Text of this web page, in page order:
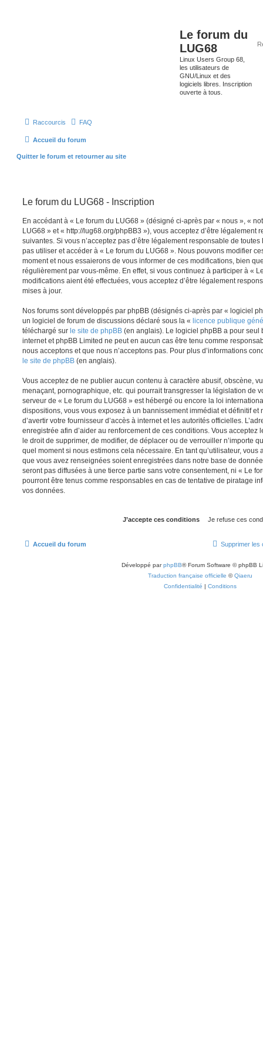
Le forum du
LUG68
Linux Users Group 68,
les utilisateurs de
GNU/Linux et des
logiciels libres. Inscription
ouverte à tous.
Raccourcis FAQ
Accueil du forum
Quitter le forum et retourner au site
Le forum du LUG68 - Inscription
En accédant à « Le forum du LUG68 » (désigné ci-après par « nous », «
LUG68 » et « http://lug68.org/phpBB3 »), vous acceptez d’être légalement
suivantes. Si vous n’acceptez pas d’être légalement responsable de
pas utiliser et accéder à « Le forum du LUG68 ». Nous pouvons modifier
moment et nous essaierons de vous informer de ces modifications, bien
régulièrement par vous-même. En effet, si vous continuez à participer à «
modifications aient été effectuées, vous acceptez d’être légalement
mises à jour.
Nos forums sont développés par phpBB (désignés ci-après par « logiciel
un logiciel de forum de discussions déclaré sous la « licence publique
téléchargé sur le site de phpBB (en anglais). Le logiciel phpBB a pour seul
internet et phpBB Limited ne peut en aucun cas être tenu comme
nous acceptons et que nous n’acceptons pas. Pour plus d’informations
le site de phpBB (en anglais).
Vous acceptez de ne publier aucun contenu à caractère abusif, obscène,
menaçant, pornographique, etc. qui pourrait transgresser la législation de
serveur de « Le forum du LUG68 » est hébergé ou encore la loi
dispositions, vous vous exposez à un bannissement immédiat et définitif et
d’avertir votre fournisseur d’accès à internet et les autorités officielles.
enregistrée afin d’aider au renforcement de ces conditions. Vous acceptez
le droit de supprimer, de modifier, de déplacer ou de verrouiller n’importe
quel moment si nous estimons cela nécessaire. En tant qu’utilisateur,
que vous avez renseignées soient enregistrées dans notre base de
seront pas diffusées à une tierce partie sans votre consentement, ni « Le
pourront être tenus comme responsables en cas de tentative de piratage
vos données.
Accueil du forum Supprimer les
Développé parphpBB® Forum Software © phpBB
Traduction française officielle ©Qiaeru
Confidentialité | Conditions